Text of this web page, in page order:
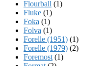
Flourball (1)
Fluke (1)
Foka (1)
Folva (1)
Forelle (1951) (1)
Forelle (1979) (2)
Foremost (1)